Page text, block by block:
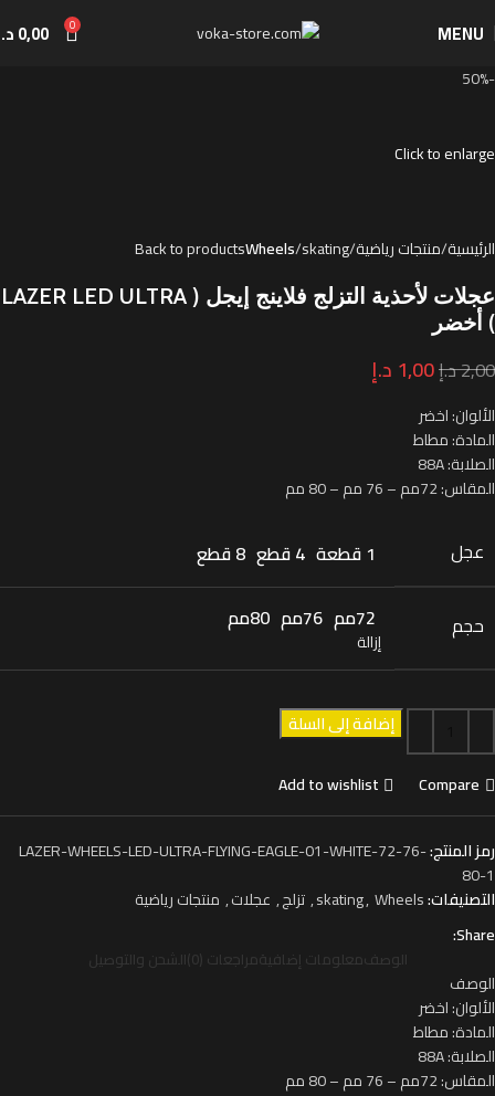
MENU
0
0,00
-50%
Click to enlarge
الرئيسية منتجات رياضية skating
Wheels
Back to products
عجلات لأحذية التزلج فلاينج إيجل ( LAZER LED ULTRA
) أخضر
2,00د.إ1,00 د.إ
الألوان: اخضر
المادة: مطاط
الصلابة: 88A
المقاس: 72مم – 76 مم – 80 مم
عجل 1 قطعة 4 قطع 8 قطع
حجم 72مم 76مم 80مم
إزالة
إضافة إلى السلة
Compare
Add to wishlist
رمز المنتج:LAZER-WHEELS-LED-ULTRA-FLYING-EAGLE-01-WHITE-72-76-
80-1
التصنيفات:
skating,Wheels
,تزلج, عجلات, منتجات رياضية
Share:
الوصفمعلومات إضافيةمراجعات (0) الشحن والتوصيل
الوصف
الألوان: اخضر
المادة: مطاط
الصلابة: 88A
المقاس: 72مم – 76 مم – 80 مم